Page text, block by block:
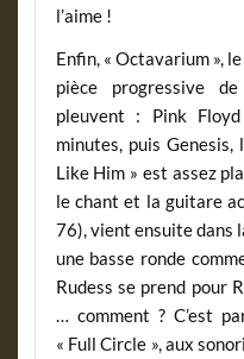
l’aime !
Enfin, « Octavarium »,
pièce progressive
pleuvent : Pink
minutes, puis
Like Him » est assez
le chant et la guitare
76), vient ensuite dans
une basse ronde
Rudess se prend pour
… comment ? C’est
« Full Circle », aux